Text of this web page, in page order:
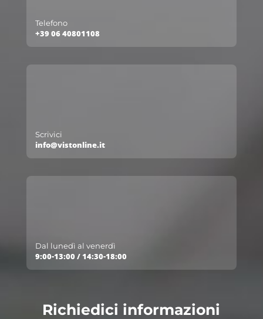
Telefono
+39 06 40801108
Scrivici
info@vistonline.it
Dal lunedì al venerdì
9:00-13:00 / 14:30-18:00
Richiedici informazioni